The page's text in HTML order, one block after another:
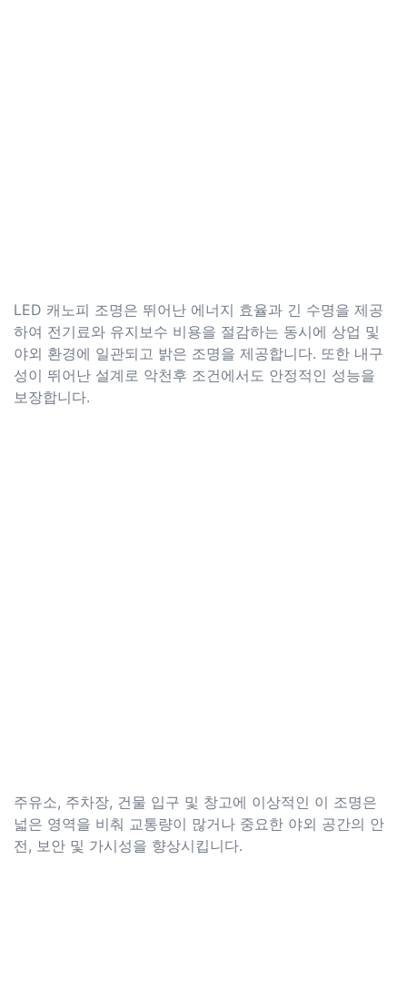
LED 캐노피 조명은 뛰어난 에너지 효율과 긴 수명을 제공
하여 전기료와 유지보수 비용을 절감하는 동시에 상업 및
야외 환경에 일관되고 밝은 조명을 제공합니다. 또한 내구
성이 뛰어난 설계로 악천후 조건에서도 안정적인 성능을
보장합니다.
주유소, 주차장, 건물 입구 및 창고에 이상적인 이 조명은
넓은 영역을 비춰 교통량이 많거나 중요한 야외 공간의 안
전, 보안 및 가시성을 향상시킵니다.